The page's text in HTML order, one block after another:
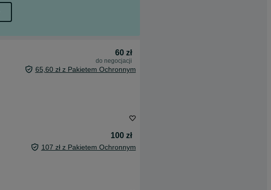
60 zł
do negocjacji
65,60 zł z Pakietem Ochronnym
100 zł
107 zł z Pakietem Ochronnym